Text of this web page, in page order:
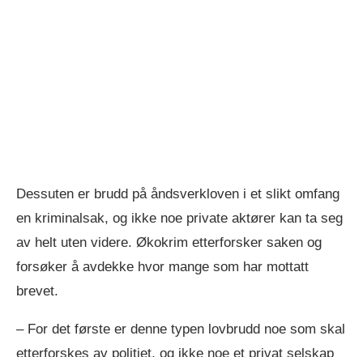
Dessuten er brudd på åndsverkloven i et slikt omfang
en kriminalsak, og ikke noe private aktører kan ta seg
av helt uten videre. Økokrim etterforsker saken og
forsøker å avdekke hvor mange som har mottatt
brevet.
– For det første er denne typen lovbrudd noe som skal
etterforskes av politiet, og ikke noe et privat selskap